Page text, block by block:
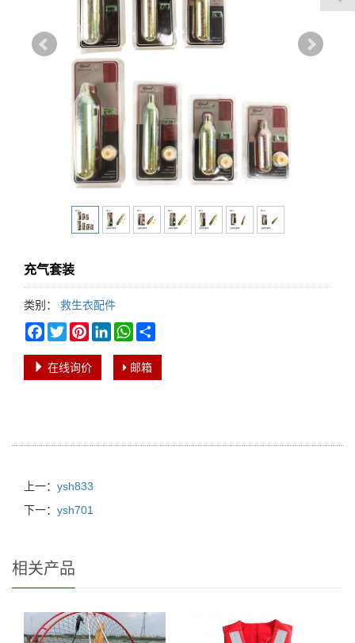
充气套装
类别：
救生衣配件
Facebook
TwitterPinterestLinkedInWhatsApp
在线询价 邮箱
上一： ysh833
下一： ysh701
相关产品